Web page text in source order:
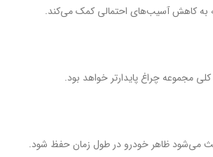
به کاهش آسیب‌های احتمالی کمک می‌کند.
مجموعه چراغ پایدارتر خواهد بود.
می‌شود ظاهر خودرو در طول زمان حفظ شود.